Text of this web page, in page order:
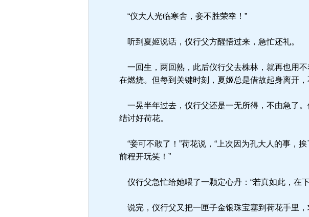
“仪大人光临寒舍，妾不胜荣幸！”
听到夏姬说话，仪行父方醒悟过来，急忙还礼。
一回生，两回熟，此后仪行父去株林，就再也用
在燃烧。但每到关键时刻，夏姬总是借故起身离开，
一晃半年过去，仪行父还是一无所得，不由急了
结讨好荷花。
“妾可不敢了！”荷花说，“上次因为孔大人的事，
前程开玩笑！”
仪行父急忙给她喂了一颗定心丹：“若真如此，在
说完，仪行父又把一匣子金银珠宝塞到荷花手里，